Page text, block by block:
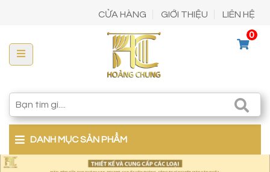
CỬA HÀNG GIỚI THIỆU LIÊN HỆ
0
DANH MỤC SẢN PHẨM